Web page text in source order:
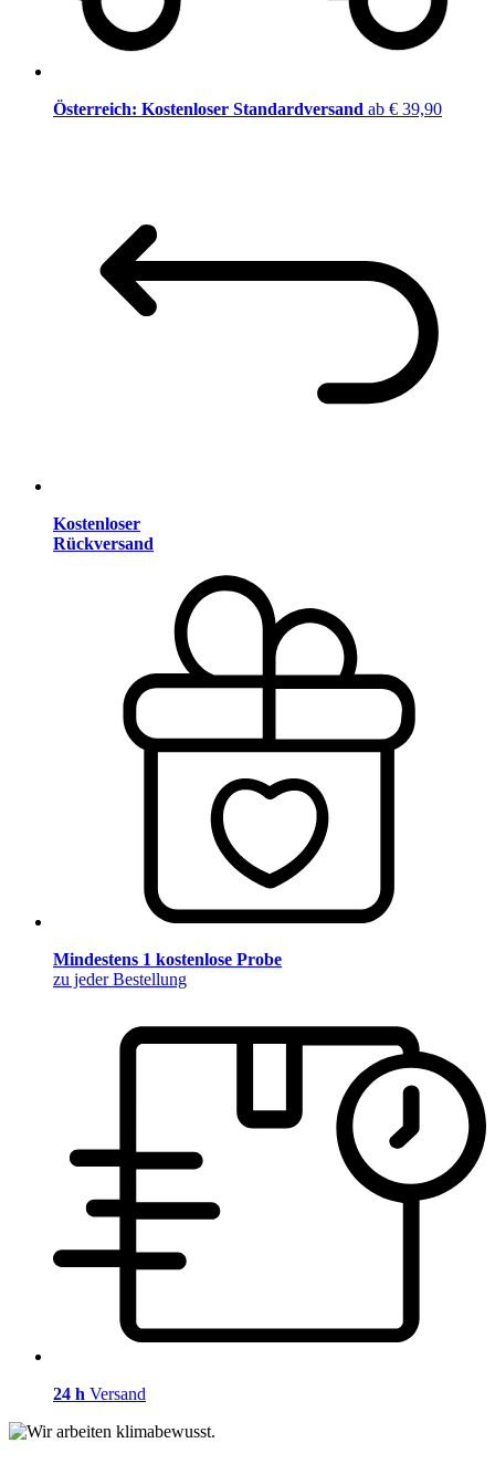
Österreich: Kostenloser Standardversand ab € 39,90
Kostenloser
Rückversand
Mindestens 1 kostenlose Probe
zu jeder Bestellung
24 h Versand